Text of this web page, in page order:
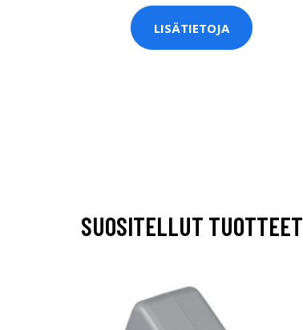
LISÄTIETOJA
SUOSITELLUT TUOTTEET